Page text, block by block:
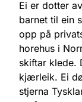
Ei er dotter
barnet til ein
opp på
horehus i
skiftar klede.
kjærleik. Ei
stjerna